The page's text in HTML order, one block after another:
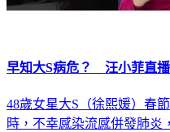
48歲女星大S（徐熙媛）春